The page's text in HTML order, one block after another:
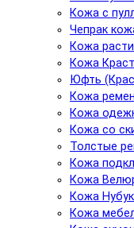
Кожа с
Чепрак
Кожа
Кожа Краст
Юфть
Кожа
Кожа
Кожа со
Толстые
Кожа
Кожа
Кожа Нубук
Кожа